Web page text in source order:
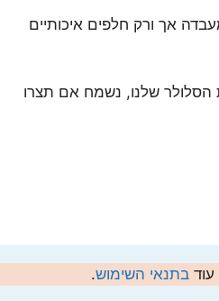
אך ורק חלפים איכותיים
הסלולר שלנו, נשמח אם תצרו
בתנאי השימוש.